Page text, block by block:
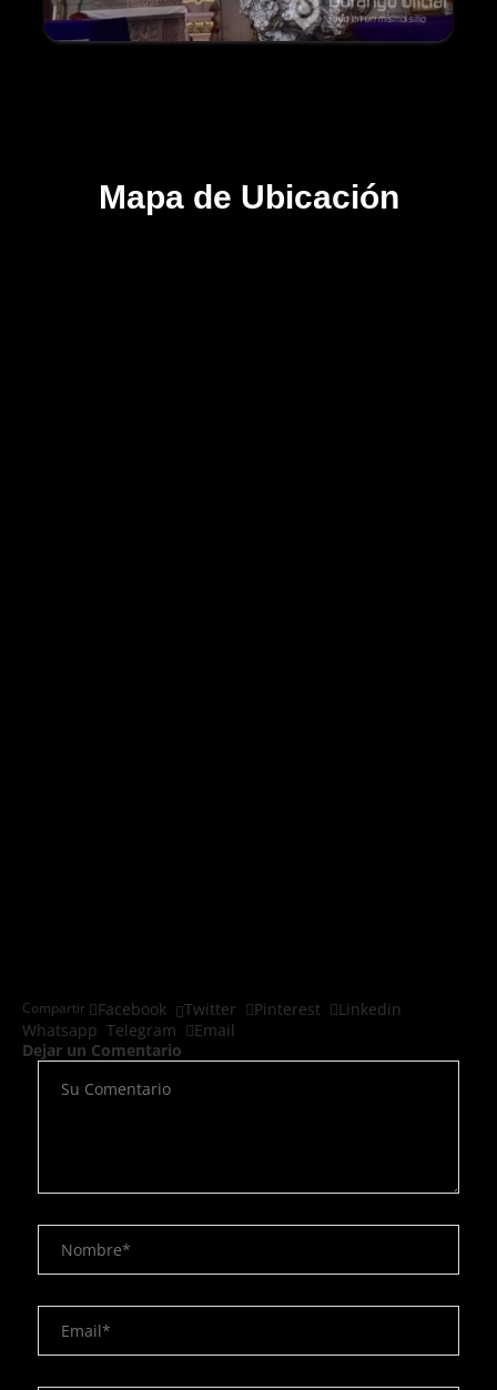
Mapa de Ubicación
Compartir Facebook Twitter Pinterest
Linkedin
Whatsapp Telegram
Email
Dejar un Comentario